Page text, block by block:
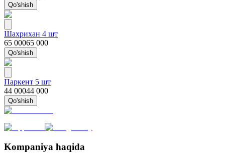
Qo'shish
Шахрихан 4 шт
65 00065 000
Qo'shish
Паркент 5 шт
44 00044 000
Qo'shish
Kompaniya haqida